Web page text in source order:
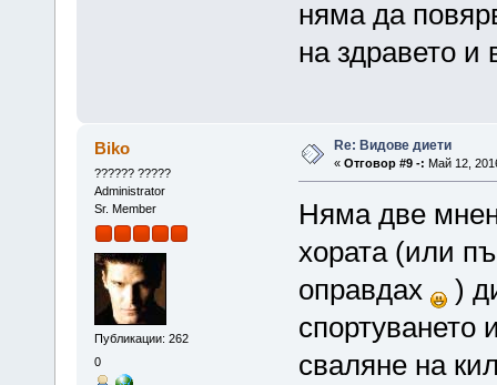
няма да
на здравето
Biko
?????? ?????
Administrator
Sr. Member
Публикации: 262
0
Re: Видове диети
« Отговор #9 -: Май 12,
Няма две
хората (или
оправдах
)
спортуването
сваляне на